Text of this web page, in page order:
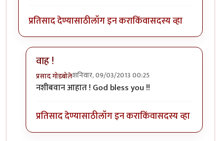
प्रतिसाद देण्यासाठीलॉग इन कराकिंवासदस्य व्हा
वाह !
प्रसाद गोडबोलेशनिवार, 09/03/2013 00:25
In reply toमाझा अनुभव...byप्रभाकर पेठकर
नशीबवान आहात ! God bless you !!
प्रतिसाद देण्यासाठीलॉग इन कराकिंवासदस्य व्हा